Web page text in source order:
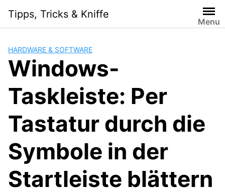
content
Tipps, Tricks & Kniffe
Menu
HARDWARE & SOFTWARE
Windows-
Taskleiste: Per
Tastatur durch die
Symbole in der
Startleiste blättern